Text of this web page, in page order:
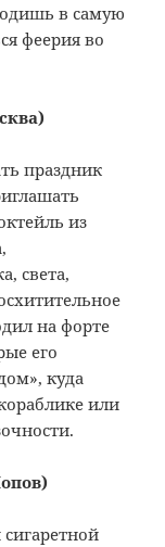
в самую
феерия во
праздник
из
света,
на форте
его
куда
или